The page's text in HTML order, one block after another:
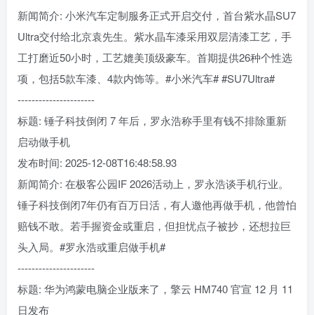
新闻简介: 小米汽车定制服务正式开启交付，首台紫水晶SU7
Ultra交付给北京袁先生。紫水晶车漆采用双层清漆工艺，手
工打磨近50小时，工艺媲美顶级豪车。首期提供26种个性选
项，包括5款车漆、4款内饰等。#小米汽车# #SU7Ultra#
----------------------
标题: 锤子科技倒闭 7 年后，罗永浩称手里有钱不排除重新
启动做手机
发布时间: 2025-12-08T16:48:58.93
新闻简介: 在极客公园IF 2026活动上，罗永浩谈手机行业。
锤子科技倒闭7年仍有百万日活，有人邀他再做手机，他曾怕
赔钱不敢。若手握资金或重启，但担忧点子被抄，还想拉巨
头入局。#罗永浩或重启做手机#
----------------------
标题: 华为鸿蒙电脑企业版来了，擎云 HM740 官宣 12 月 11
日发布